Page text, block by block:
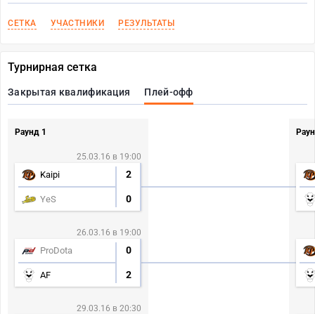
СЕТКА УЧАСТНИКИ РЕЗУЛЬТАТЫ
Турнирная сетка
Закрытая квалификация Плей-офф
Раунд 1
25.03.16 в 19:00
Kaipi 2
YeS 0
26.03.16 в 19:00
ProDota 0
AF 2
29.03.16 в 20:30